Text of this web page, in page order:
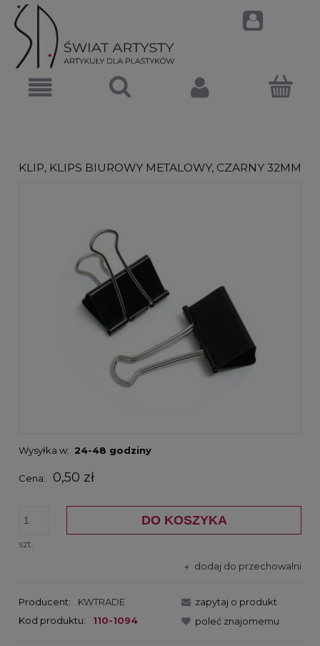
KLIP, KLIPS BIUROWY METALOWY, CZARNY 32MM
Wysyłka w: 24-48 godziny
Cena: 0,50 zł
szt.
DO KOSZYKA
dodaj do przechowalni
Producent:
KWTRADE
Kod produktu:
110-1094
zapytaj o produkt
poleć znajomemu